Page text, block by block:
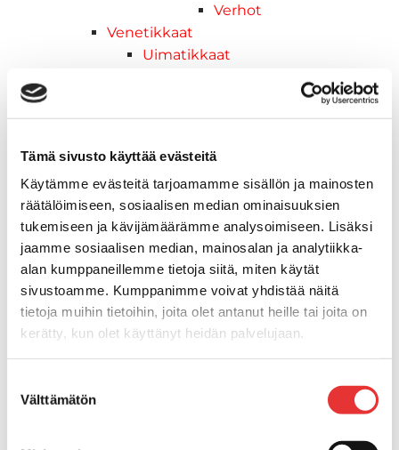
Tämä sivusto käyttää evästeitä
Käytämme evästeitä tarjoamamme sisällön ja mainosten
räätälöimiseen, sosiaalisen median ominaisuuksien
tukemiseen ja kävijämäärämme analysoimiseen. Lisäksi
jaamme sosiaalisen median, mainosalan ja analytiikka-
alan kumppaneillemme tietoja siitä, miten käytät
sivustoamme. Kumppanimme voivat yhdistää näitä
tietoja muihin tietoihin, joita olet antanut heille tai joita on
kerätty, kun olet käyttänyt heidän palvelujaan.
valinta
Välttämätön
Verhot
Venetikkaat
Uimatikkaat
Köysitikkaat
Kävelysillat
Muut kiinnityshelat
Koukkupidike
Pidike "clips", muovia
Lepuuttajan kiinnike
Tuulilasin kiinnike
Reuna-, köli-, törmäyslistat ja kansikate
Törmäyslista
Kansikate